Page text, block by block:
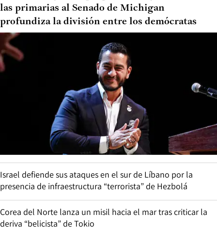
las primarias al Senado de Michigan
profundiza la división entre los demócratas
Israel defiende sus ataques en el sur de Líbano por la
presencia de infraestructura “terrorista” de Hezbolá
Corea del Norte lanza un misil hacia el mar tras criticar la
deriva “belicista” de Tokio